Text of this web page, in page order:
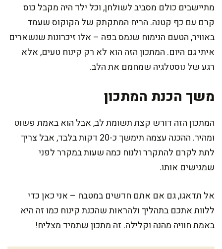
מתיישבים כולם מסביב לשולחן, וכל ילד היה מקבל כוס
קרם עם כף קטנה. הריח המתקתק של הקוקוס שעמד
באוויר, הטעם הנימוח שנמס בפה – אלו זיכרונות שנשארים
איתי גם היום. המתכון הזה הוא לא רק קינוח טעים, אלא
רגע של נוסטלגיה שמחמם את הלב.
משך הכנת המתכון
המתכון הזה דורש קצת תשומת לב, אבל הוא באמת פשוט
ומהיר. ההכנה עצמה תימשך כ-20 דקות בלבד, אבל צריך
לתת לקרם להתקרר ולנוח כמה שעות במקרר לפני
שמגישים אותו.
אל תדאגו, גם אם אתם חדשים במטבח – אני כאן כדי
ללוות אתכם בתהליך ולהראות שהכנת קינוח כמו זה היא
באמת חוויה מהנה וקלילה. זה מתכון שתמיד מצליח!